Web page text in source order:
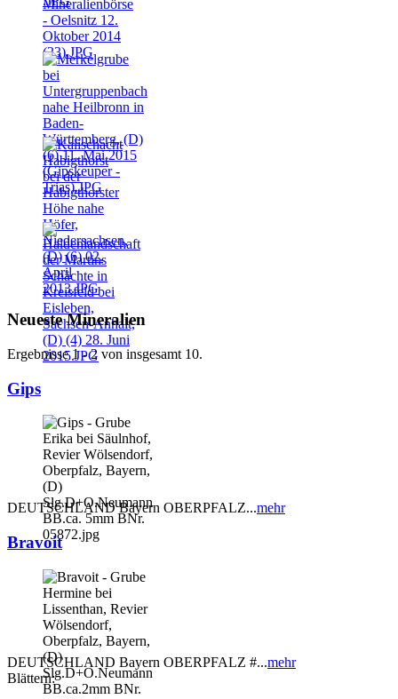
Neueste Mineralien
Ergebnisse 1 - 2 von insgesamt 10.
Gips
DEUTSCHLAND Bayern OBERPFALZ...mehr
Bravoit
DEUTSCHLAND Bayern OBERPFALZ #...mehr
Blättern: